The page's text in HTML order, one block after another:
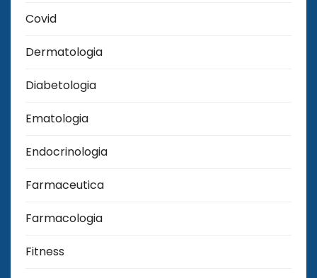
Covid
Dermatologia
Diabetologia
Ematologia
Endocrinologia
Farmaceutica
Farmacologia
Fitness